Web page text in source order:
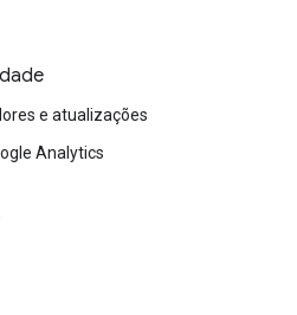
e atualizações
Analytics